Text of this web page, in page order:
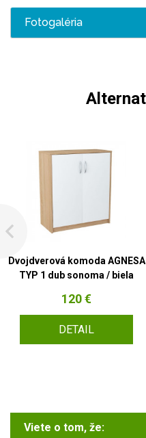
Fotogaléria
Dvojdverová komoda AGNESA
TYP 1 dub sonoma / biela
120 €
DETAIL
Viete o tom, že: